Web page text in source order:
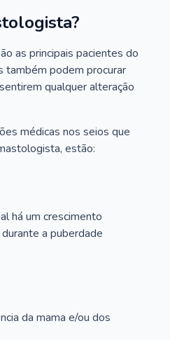
as principais pacientes do
também podem procurar
qualquer alteração
médicas nos seios que
estão:
há um crescimento
a puberdade
da mama e/ou dos